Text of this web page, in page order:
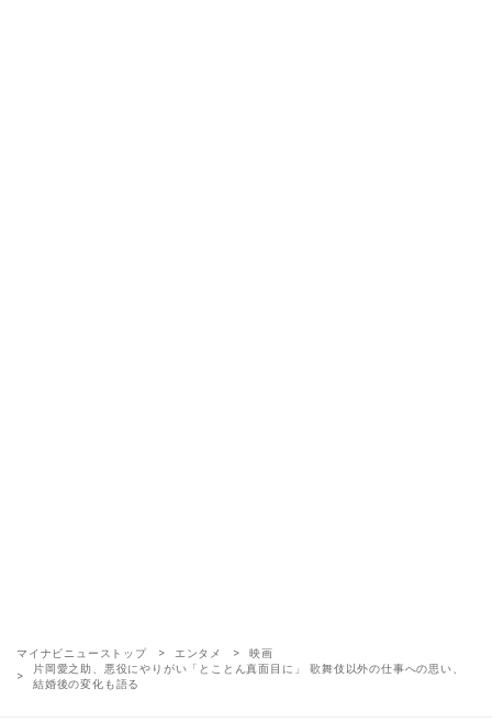
マイナビニューストップ エンタメ
映画
片岡愛之助、悪役にやりがい「とことん真面目に」 歌舞伎以外の仕事への思い、
結婚後の変化も語る